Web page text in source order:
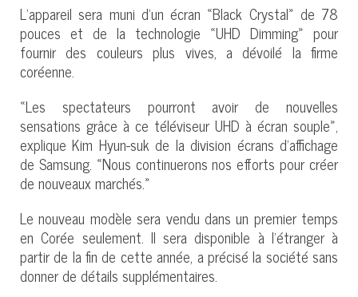
L’appareil sera muni d’un écran «Black Crystal» de 78
pouces et de la technologie «UHD Dimming» pour
fournir des couleurs plus vives, a dévoilé la firme
coréenne.
«Les spectateurs pourront avoir de nouvelles
sensations grâce à ce téléviseur UHD à écran souple»,
explique Kim Hyun-suk de la division écrans d’affichage
de Samsung. «Nous continuerons nos efforts pour créer
de nouveaux marchés.»
Le nouveau modèle sera vendu dans un premier temps
en Corée seulement. Il sera disponible à l’étranger à
partir de la fin de cette année, a précisé la société sans
donner de détails supplémentaires.